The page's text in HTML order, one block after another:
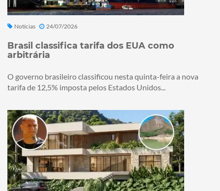
Notícias 24/07/2026
Brasil classifica tarifa dos EUA como
arbitrária
O governo brasileiro classificou nesta quinta-feira a nova
tarifa de 12,5% imposta pelos Estados Unidos...